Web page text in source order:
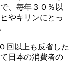
、毎年３０％以
やキリンにとっ
回以上も反省した
日本の消費者の